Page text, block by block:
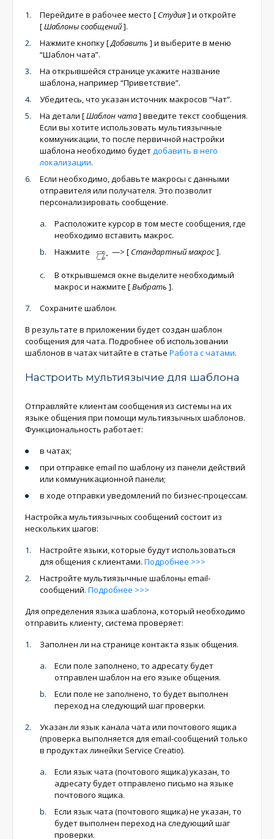
Перейдите в рабочее место [ Студия] и откройте
[Шаблоны сообщений].
Нажмите кнопку[Добавить ] и выберите в меню
“Шаблон чата”.
На открывшейся странице укажите название
шаблона, например “Приветствие”.
Убедитесь, что указан источник макросов “Чат”.
На детали [Шаблон чата] введите текст сообщения.
Если вы хотите использовать мультиязычные
коммуникации, то после первичной настройки
шаблона необходимо будетдобавить в него
локализации.
Если необходимо, добавьте макросы с данными
отправителя или получателя. Это позволит
персонализировать сообщение.
Расположите курсор в том месте сообщения, где
необходимо вставить макрос.
Нажмите
—> [ Стандартный макрос].
В открывшемся окне выделите необходимый
макрос и нажмите [Выбрать ].
Сохраните шаблон.
В результате в приложении будет создан шаблон
сообщения для чата. Подробнее об использовании
шаблонов в чатах читайте в статье Работа с чатами.
Настроить мультиязычие для шаблона
Отправляйте клиентам сообщения из системы на их
языке общения при помощи мультиязычных шаблонов.
Функциональность работает:
в чатах;
при отправке email по шаблону из панели действий
или коммуникационной панели;
в ходе отправки уведомлений по бизнес-процессам.
Настройка мультиязычных сообщений состоит из
нескольких шагов:
Настройте языки, которые будут использоваться
для общения с клиентами. Подробнее >>>
Настройте мультиязычные шаблоны email-
сообщений. Подробнее >>>
Для определения языка шаблона, который необходимо
отправить клиенту, система проверяет:
Заполнен ли на странице контакта язык общения.
Если поле заполнено, то адресату будет
отправлен шаблон на его языке общения.
Если поле не заполнено, то будет выполнен
переход на следующий шаг проверки.
Указан ли язык канала чата или почтового ящика
(проверка выполняется для email-сообщений только
в продуктах линейки Service Creatio).
Если язык чата (почтового ящика) указан, то
адресату будет отправлено письмо на языке
почтового ящика.
Если язык чата (почтового ящика) не указан, то
будет выполнен переход на следующий шаг
проверки.